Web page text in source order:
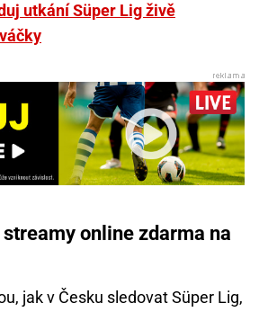
utkání Süper Lig živě
online zdarma na
jak v Česku sledovat Süper Lig,